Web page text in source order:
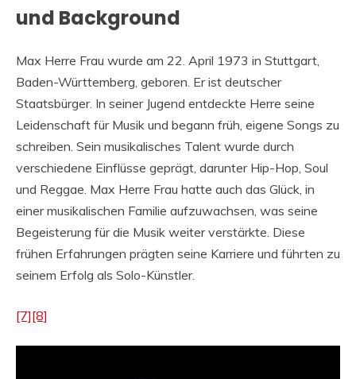
und Background
Max Herre Frau wurde am 22. April 1973 in Stuttgart,
Baden-Württemberg, geboren. Er ist deutscher
Staatsbürger. In seiner Jugend entdeckte Herre seine
Leidenschaft für Musik und begann früh, eigene Songs zu
schreiben. Sein musikalisches Talent wurde durch
verschiedene Einflüsse geprägt, darunter Hip-Hop, Soul
und Reggae. Max Herre Frau hatte auch das Glück, in
einer musikalischen Familie aufzuwachsen, was seine
Begeisterung für die Musik weiter verstärkte. Diese
frühen Erfahrungen prägten seine Karriere und führten zu
seinem Erfolg als Solo-Künstler.
[7][8]